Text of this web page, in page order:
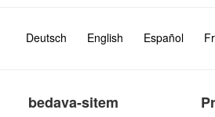
Deutsch English Español
bedava-sitem